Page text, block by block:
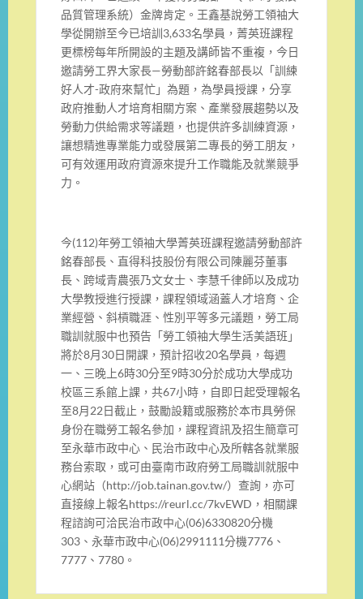
品質管理系統）金牌肯定。王鑫基說勞工領袖大
學從開辦至今已培訓3,633名學員，菁英班課程
更標榜每年所開設的主題及講師皆不重複，今日
邀請勞工界大家長—勞動部許銘春部長以「訓練
好人才-政府來幫忙」為題，為學員授課，分享
政府推動人才培育相關方案、產業發展趨勢以及
勞動力供給需求等議題，也提供許多訓練資源，
讓想精進專業能力或發展第二專長的勞工朋友，
可有效運用政府資源來提升工作職能及就業競爭
力。
今(112)年勞工領袖大學菁英班課程邀請勞動部許
銘春部長、直得科技股份有限公司陳麗芬董事
長、跨域青農張乃文女士、李慧千律師以及成功
大學教授進行授課，課程領域涵蓋人才培育、企
業經營、斜槓職涯、性別平等多元議題，勞工局
職訓就服中也預告「勞工領袖大學生活美語班」
將於8月30日開課，預計招收20名學員，每週
一、三晚上6時30分至9時30分於成功大學成功
校區三系館上課，共67小時，自即日起受理報名
至8月22日截止，鼓勵設籍或服務於本市具勞保
身份在職勞工報名參加，課程資訊及招生簡章可
至永華市政中心、民治市政中心及所轄各就業服
務台索取，或可由臺南市政府勞工局職訓就服中
心網站（http://job.tainan.gov.tw/）查詢，亦可
直接線上報名https://reurl.cc/7kvEWD，相關課
程諮詢可洽民治市政中心(06)6330820分機
303、永華市政中心(06)2991111分機7776、
7777、7780。